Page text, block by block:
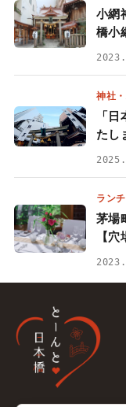
小網
橋小
神社
「
たし
ランチ
茅場
【